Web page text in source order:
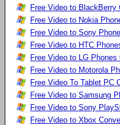
Free Video to BlackBerry
Free Video to Nokia
Free Video to Sony
Free Video to HTC
Free Video to LG Phones
Free Video to Motorola
Free Video To Tablet PC
Free Video to Samsung
Free Video to Sony
Free Video to Xbox